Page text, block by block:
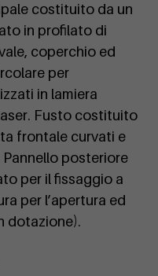
costituito da un
in profilato di
coperchio ed
per
in lamiera
Fusto costituito
frontale curvati e
posteriore
per il fissaggio a
per l’apertura ed
dotazione).